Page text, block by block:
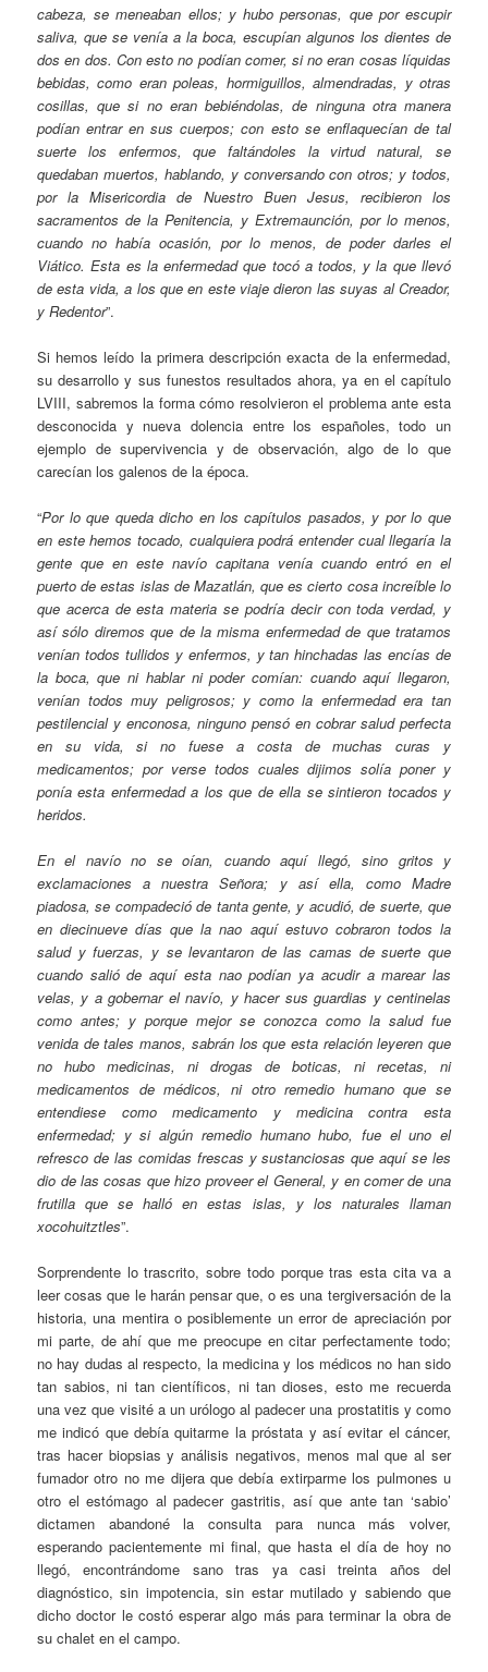
cabeza, se meneaban ellos; y hubo personas, que por escupir
saliva, que se venía a la boca, escupían algunos los dientes de
dos en dos. Con esto no podían comer, si no eran cosas líquidas
bebidas, como eran poleas, hormiguillos, almendradas, y otras
cosillas, que si no eran bebiéndolas, de ninguna otra manera
podían entrar en sus cuerpos; con esto se enflaquecían de tal
suerte los enfermos, que faltándoles la virtud natural, se
quedaban muertos, hablando, y conversando con otros; y todos,
por la Misericordia de Nuestro Buen Jesus, recibieron los
sacramentos de la Penitencia, y Extremaunción, por lo menos,
cuando no había ocasión, por lo menos, de poder darles el
Viático. Esta es la enfermedad que tocó a todos, y la que llevó
de esta vida, a los que en este viaje dieron las suyas al Creador,
y Redentor”.
Si hemos leído la primera descripción exacta de la enfermedad,
su desarrollo y sus funestos resultados ahora, ya en el capítulo
LVIII, sabremos la forma cómo resolvieron el problema ante esta
desconocida y nueva dolencia entre los españoles, todo un
ejemplo de supervivencia y de observación, algo de lo que
carecían los galenos de la época.
“Por lo que queda dicho en los capítulos pasados, y por lo que
en este hemos tocado, cualquiera podrá entender cual llegaría la
gente que en este navío capitana venía cuando entró en el
puerto de estas islas de Mazatlán, que es cierto cosa increíble lo
que acerca de esta materia se podría decir con toda verdad, y
así sólo diremos que de la misma enfermedad de que tratamos
venían todos tullidos y enfermos, y tan hinchadas las encías de
la boca, que ni hablar ni poder comían: cuando aquí llegaron,
venían todos muy peligrosos; y como la enfermedad era tan
pestilencial y enconosa, ninguno pensó en cobrar salud perfecta
en su vida, si no fuese a costa de muchas curas y
medicamentos; por verse todos cuales dijimos solía poner y
ponía esta enfermedad a los que de ella se sintieron tocados y
heridos.
En el navío no se oían, cuando aquí llegó, sino gritos y
exclamaciones a nuestra Señora; y así ella, como Madre
piadosa, se compadeció de tanta gente, y acudió, de suerte, que
en diecinueve días que la nao aquí estuvo cobraron todos la
salud y fuerzas, y se levantaron de las camas de suerte que
cuando salió de aquí esta nao podían ya acudir a marear las
velas, y a gobernar el navío, y hacer sus guardias y centinelas
como antes; y porque mejor se conozca como la salud fue
venida de tales manos, sabrán los que esta relación leyeren que
no hubo medicinas, ni drogas de boticas, ni recetas, ni
medicamentos de médicos, ni otro remedio humano que se
entendiese como medicamento y medicina contra esta
enfermedad; y si algún remedio humano hubo, fue el uno el
refresco de las comidas frescas y sustanciosas que aquí se les
dio de las cosas que hizo proveer el General, y en comer de una
frutilla que se halló en estas islas, y los naturales llaman
xocohuitztles”.
Sorprendente lo trascrito, sobre todo porque tras esta cita va a
leer cosas que le harán pensar que, o es una tergiversación de la
historia, una mentira o posiblemente un error de apreciación por
mi parte, de ahí que me preocupe en citar perfectamente todo;
no hay dudas al respecto, la medicina y los médicos no han sido
tan sabios, ni tan científicos, ni tan dioses, esto me recuerda
una vez que visité a un urólogo al padecer una prostatitis y como
me indicó que debía quitarme la próstata y así evitar el cáncer,
tras hacer biopsias y análisis negativos, menos mal que al ser
fumador otro no me dijera que debía extirparme los pulmones u
otro el estómago al padecer gastritis, así que ante tan ‘sabio’
dictamen abandoné la consulta para nunca más volver,
esperando pacientemente mi final, que hasta el día de hoy no
llegó, encontrándome sano tras ya casi treinta años del
diagnóstico, sin impotencia, sin estar mutilado y sabiendo que
dicho doctor le costó esperar algo más para terminar la obra de
su chalet en el campo.